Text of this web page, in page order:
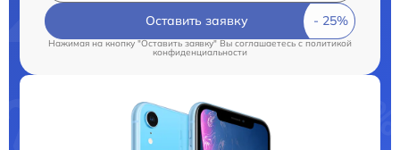
Оставить заявку
Нажимая на кнопку "Оставить заявку" Вы соглашаетесь cполитикой
конфиденциальности